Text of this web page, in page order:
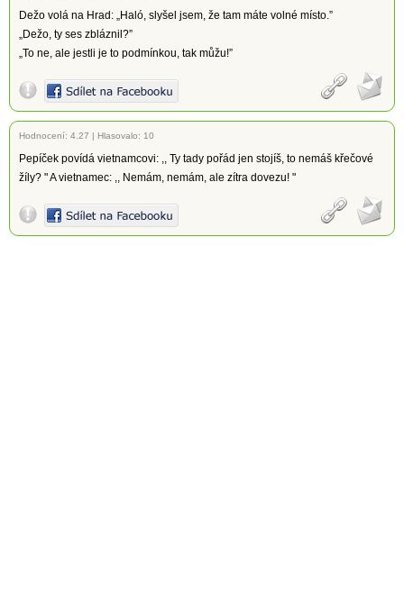
Dežo volá na Hrad: „Haló, slyšel jsem, že tam máte volné místo.”
„Dežo, ty ses zbláznil?”
„To ne, ale jestli je to podmínkou, tak můžu!”
Hodnocení: 4.27 | Hlasovalo: 10
Pepíček povídá vietnamcovi: ,, Ty tady pořád jen stojíš, to nemáš křečové
žíly? " A vietnamec: ,, Nemám, nemám, ale zítra dovezu! "